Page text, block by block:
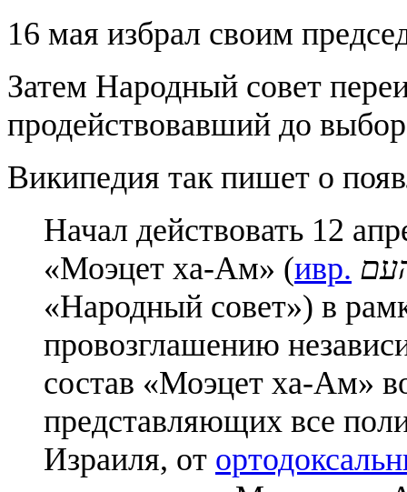
16 мая избрал своим
Затем Народный совет
продействовавший до
Википедия так пишет о
Начал действовать 12
«Моэцет ха-Ам» (ивр.
«Народный совет») в
провозглашению
состав «Моэцет ха-Ам»
представляющих все
Израиля, от